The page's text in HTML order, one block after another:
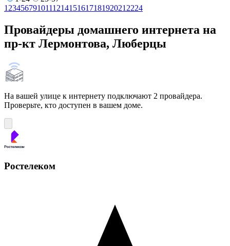
1 23456791011121415161718192021 2224
Провайдеры домашнего интернета на
пр-кт Лермонтова, Люберцы
На вашей улице к интернету подключают 2 провайдера.
Проверьте, кто доступен в вашем доме.
Ростелеком